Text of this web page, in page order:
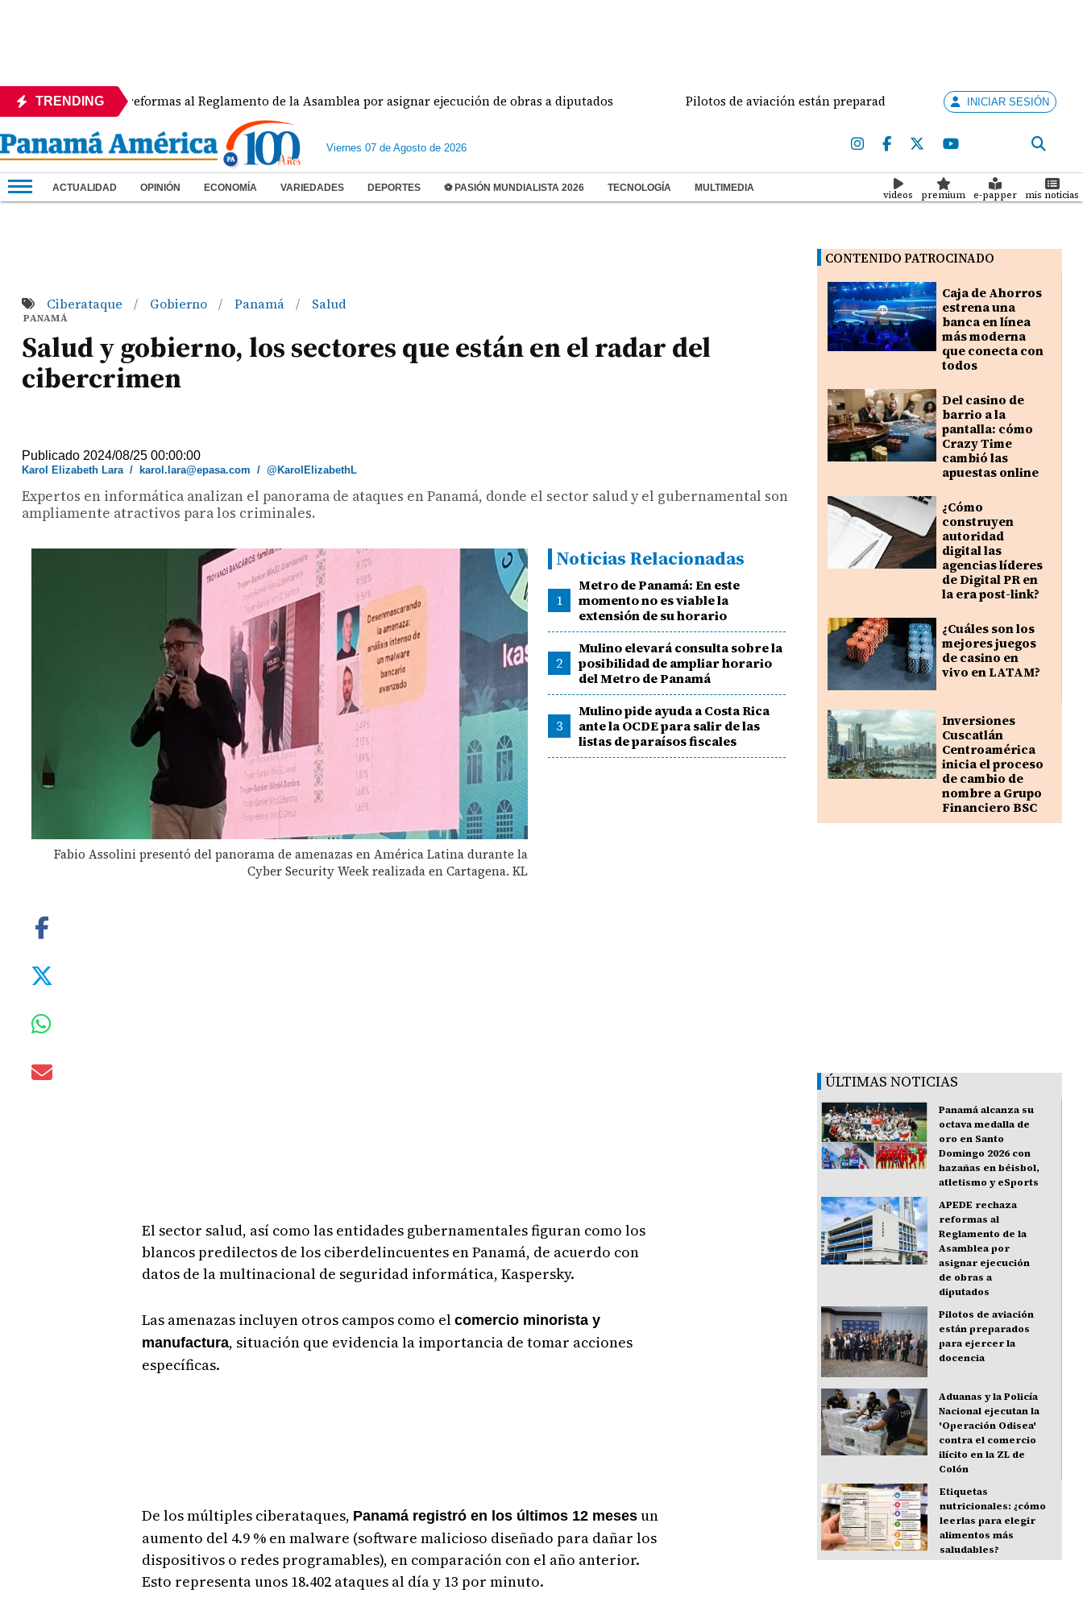
TRENDING
APEDE rechaza reformas al Reglamento de la Asamblea por asignar ejecución de obras a diputados Pilotos de aviación están preparados para ejercer la docenciaINICIAR SESIÓN
Viernes 07 de Agosto de 2026
ACTUALIDAD OPINIÓN ECONOMÍA VARIEDADES DEPORTES ⚽ PASIÓN MUNDIALISTA 2026 TECNOLOGÍA MULTIMEDIA
videos premium e-papper mis noticias
Ciberataque / Gobierno / Panamá / Salud
PANAMÁ
Salud y gobierno, los sectores que están en el radar del
cibercrimen
Publicado 2024/08/25 00:00:00
Karol Elizabeth Lara/ karol.lara@epasa.com /@KarolElizabethL
Expertos en informática analizan el panorama de ataques en Panamá, donde el sector salud y el gubernamental son
ampliamente atractivos para los criminales.
Fabio Assolini presentó del panorama de amenazas en América Latina durante la
Cyber Security Week realizada en Cartagena. KL
Noticias Relacionadas
1
Metro de Panamá: En este
momento no es viable la
extensión de su horario
2
Mulino elevará consulta sobre la
posibilidad de ampliar horario
del Metro de Panamá
3
Mulino pide ayuda a Costa Rica
ante la OCDE para salir de las
listas de paraísos fiscales
El sector salud, así como las entidades gubernamentales figuran como los
blancos predilectos de los ciberdelincuentes en Panamá, de acuerdo con
datos de la multinacional de seguridad informática, Kaspersky.
Las amenazas incluyen otros campos como el comercio minorista y
manufactura, situación que evidencia la importancia de tomar acciones
específicas.
De los múltiples ciberataques, Panamá registró en los últimos 12 mesesun
aumento del 4.9 % en malware (software malicioso diseñado para dañar los
dispositivos o redes programables), en comparación con el año anterior.
Esto representa unos 18.402 ataques al día y 13 por minuto.
CONTENIDO PATROCINADO
Caja de Ahorros
estrena una
banca en línea
más moderna
que conecta con
todos
Del casino de
barrio a la
pantalla: cómo
Crazy Time
cambió las
apuestas online
¿Cómo
construyen
autoridad
digital las
agencias líderes
de Digital PR en
la era post-link?
¿Cuáles son los
mejores juegos
de casino en
vivo en LATAM?
Inversiones
Cuscatlán
Centroamérica
inicia el proceso
de cambio de
nombre a Grupo
Financiero BSC
ÚLTIMAS NOTICIAS
Panamá alcanza su
octava medalla de
oro en Santo
Domingo 2026 con
hazañas en béisbol,
atletismo y eSports
APEDE rechaza
reformas al
Reglamento de la
Asamblea por
asignar ejecución
de obras a
diputados
Pilotos de aviación
están preparados
para ejercer la
docencia
Aduanas y la Policía
Nacional ejecutan la
'Operación Odisea'
contra el comercio
ilícito en la ZL de
Colón
Etiquetas
nutricionales: ¿cómo
leerlas para elegir
alimentos más
saludables?